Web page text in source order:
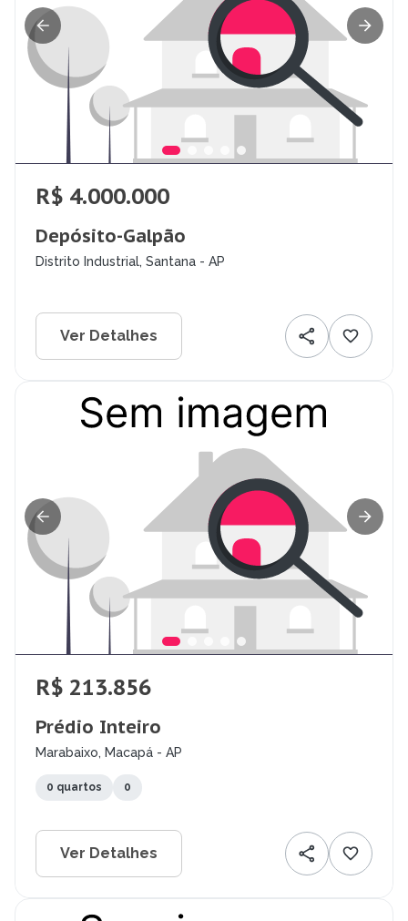
R$ 4.000.000
Depósito-Galpão
Distrito Industrial, Santana - AP
Ver Detalhes
R$ 213.856
Prédio Inteiro
Marabaixo, Macapá - AP
0 quartos 0
Ver Detalhes